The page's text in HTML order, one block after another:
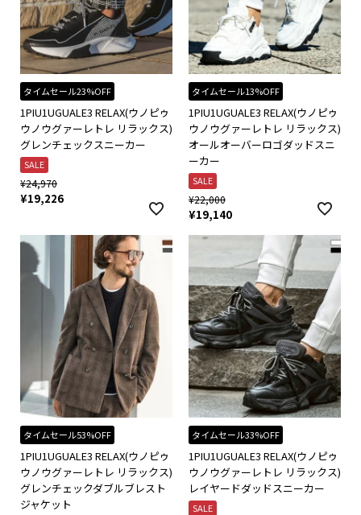
タイムセール23%OFF
1PIU1UGUALE3 RELAX(ウノピゥ
ウノウグァーレトレ リラックス)
グレンチェックスニーカー
SALE
¥24,970
¥19,226
タイムセール13%OFF
1PIU1UGUALE3 RELAX(ウノピゥ
ウノウグァーレトレ リラックス)
オールオーバーロゴダッドスニ
ーカー
SALE
¥22,000
¥19,140
タイムセール53%OFF
1PIU1UGUALE3 RELAX(ウノピゥ
ウノウグァーレトレ リラックス)
グレンチェックダブルブレスト
ジャケット
タイムセール33%OFF
1PIU1UGUALE3 RELAX(ウノピゥ
ウノウグァーレトレ リラックス)
レイヤードダッドスニーカー
SALE